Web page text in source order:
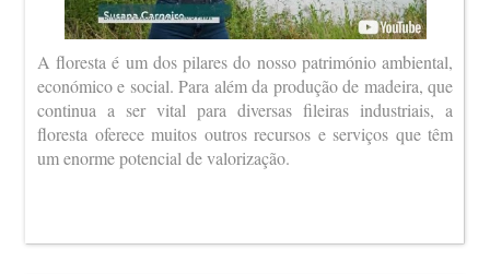
A floresta é um dos pilares do nosso património ambiental,
económico e social. Para além da produção de madeira, que
continua a ser vital para diversas fileiras industriais, a
floresta oferece muitos outros recursos e serviços que têm
um enorme potencial de valorização.